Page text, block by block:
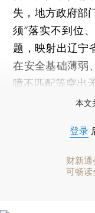
失，地方政府部
须”落实不到位
题，映射出辽宁
在安全基础薄弱
障不匹配等突出
本文
登录
财新通
可畅读